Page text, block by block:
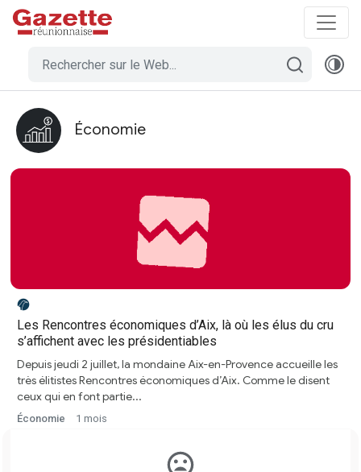
Économie
Les Rencontres économiques d’Aix, là où les élus du cru
s’affichent avec les présidentiables
Depuis jeudi 2 juillet, la mondaine Aix-en-Provence accueille les
très élitistes Rencontres économiques d’Aix. Comme le disent
ceux qui en font partie...
Économie 1 mois